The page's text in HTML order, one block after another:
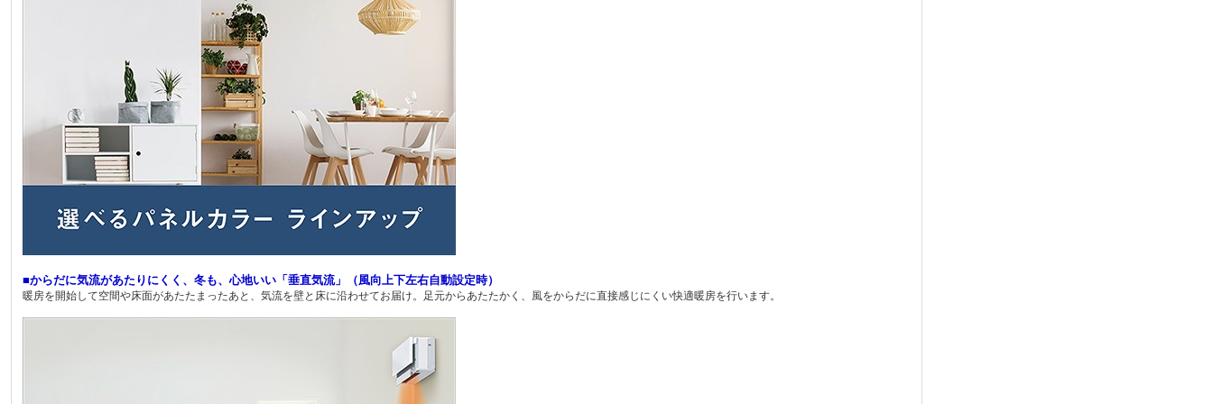
■からだに気流があたりにくく、冬も、心地いい「垂直気流」（風向上下左右自動設定時）
暖房を開始して空間や床面があたたまったあと、気流を壁と床に沿わせてお届け。足元からあたたかく、風をからだに直接感じにくい快適暖房を行います。